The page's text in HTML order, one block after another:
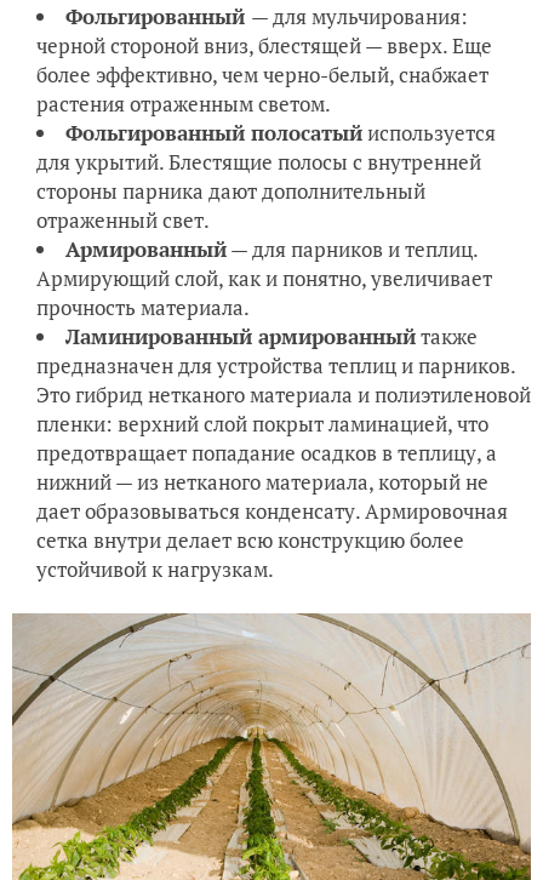
Фольгированный — для мульчирования:
черной стороной вниз, блестящей — вверх. Еще
более эффективно, чем черно-белый, снабжает
растения отраженным светом.
Фольгированный полосатыйиспользуется
для укрытий. Блестящие полосы с внутренней
стороны парника дают дополнительный
отраженный свет.
Армированный— для парников и теплиц.
Армирующий слой, как и понятно, увеличивает
прочность материала.
Ламинированный армированныйтакже
предназначен для устройства теплиц и парников.
Это гибрид нетканого материала и полиэтиленовой
пленки: верхний слой покрыт ламинацией, что
предотвращает попадание осадков в теплицу, а
нижний — из нетканого материала, который не
дает образовываться конденсату. Армировочная
сетка внутри делает всю конструкцию более
устойчивой к нагрузкам.